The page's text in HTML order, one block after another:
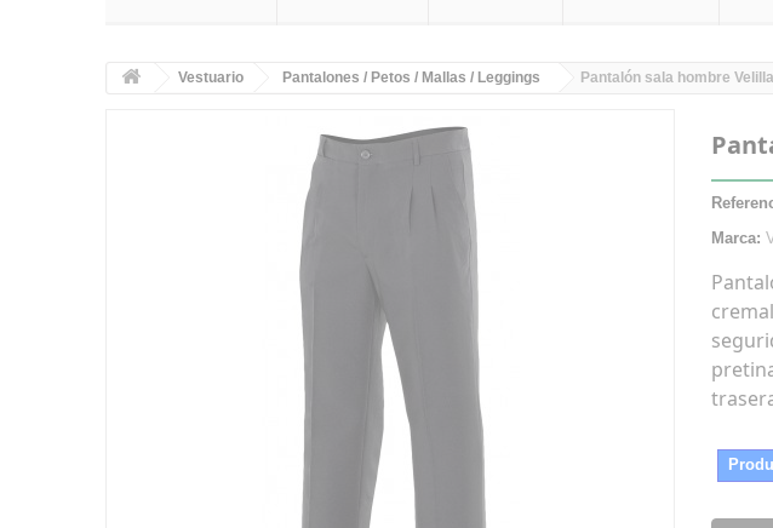
Vestuario Pantalones / Petos / Mallas / Leggings Pantalón sala hombre
Marca: